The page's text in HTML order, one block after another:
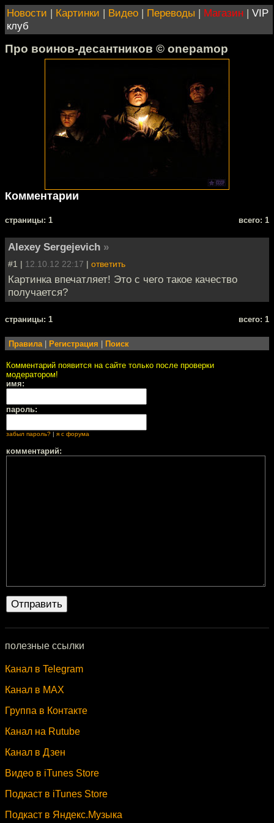
Новости | Картинки | Видео | Переводы | Магазин | VIP
клуб
Про воинов-десантников © onepamop
Комментарии
cтраницы: 1 всего: 1
Alexey Sergejevich »
#1 | 12.10.12 22:17 | ответить
Картинка впечатляет! Это с чего такое качество
получается?
cтраницы: 1 всего: 1
Правила Регистрация Поиск
Комментарий появится на сайте только после проверки
модератором!
имя:
пароль:
забыл пароль? | я с форума
комментарий:
полезные ссылки
Канал в Telegram
Канал в MAX
Группа в Контакте
Канал на Rutube
Канал в Дзен
Видео в iTunes Store
Подкаст в iTunes Store
Подкаст в Яндекс.Музыка